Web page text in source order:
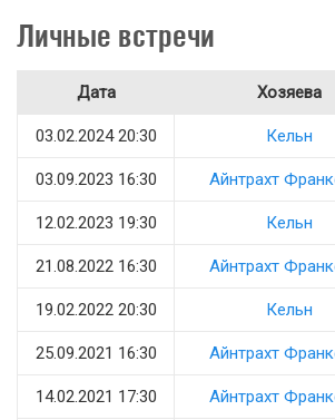
Личные встречи
Дата Хозяева
03.02.2024 20:30 Кельн
03.09.2023 16:30 Айнтрахт
12.02.2023 19:30 Кельн
21.08.2022 16:30 Айнтрахт
19.02.2022 20:30 Кельн
25.09.2021 16:30 Айнтрахт
14.02.2021 17:30 Айнтрахт